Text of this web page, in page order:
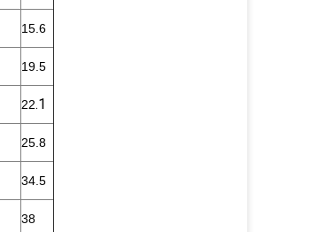
15.6
19.5
22.1
25.8
34.5
38